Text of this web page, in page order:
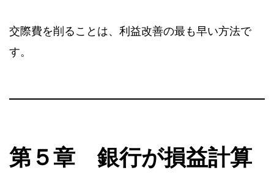
交際費を削ることは、利益改善の最も早い方法で
す。
第５章 銀行が損益計算